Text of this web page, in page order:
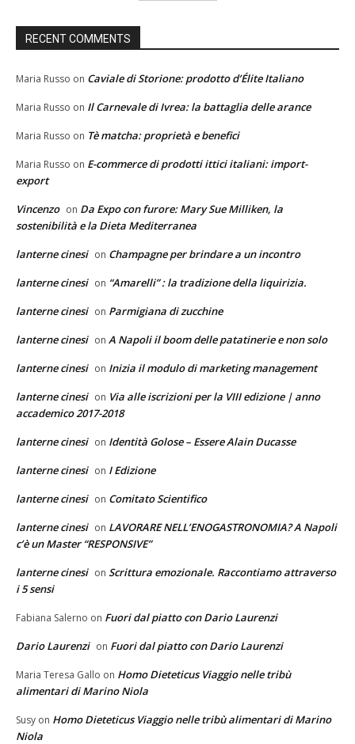
RECENT COMMENTS
Maria Russo on Caviale di Storione: prodotto d’Élite Italiano
Maria Russo on Il Carnevale di Ivrea: la battaglia delle arance
Maria Russo on Tè matcha: proprietà e benefici
Maria Russo on E-commerce di prodotti ittici italiani: import-
export
Vincenzo on Da Expo con furore: Mary Sue Milliken, la
sostenibilità e la Dieta Mediterranea
lanterne cinesi on Champagne per brindare a un incontro
lanterne cinesi on “Amarelli” : la tradizione della liquirizia.
lanterne cinesi on Parmigiana di zucchine
lanterne cinesi on A Napoli il boom delle patatinerie e non solo
lanterne cinesi on Inizia il modulo di marketing management
lanterne cinesi on Via alle iscrizioni per la VIII edizione | anno
accademico 2017-2018
lanterne cinesi on Identità Golose – Essere Alain Ducasse
lanterne cinesi on I Edizione
lanterne cinesi on Comitato Scientifico
lanterne cinesi on LAVORARE NELL’ENOGASTRONOMIA? A Napoli
c’è un Master “RESPONSIVE”
lanterne cinesi on Scrittura emozionale. Raccontiamo attraverso
i 5 sensi
Fabiana Salerno on Fuori dal piatto con Dario Laurenzi
Dario Laurenzi on Fuori dal piatto con Dario Laurenzi
Maria Teresa Gallo on Homo Dieteticus Viaggio nelle tribù
alimentari di Marino Niola
Susy on Homo Dieteticus Viaggio nelle tribù alimentari di Marino
Niola